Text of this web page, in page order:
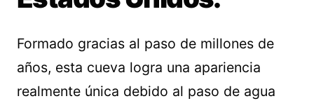
Formado gracias al paso de millones de
años, esta cueva logra una apariencia
realmente única debido al paso de agua